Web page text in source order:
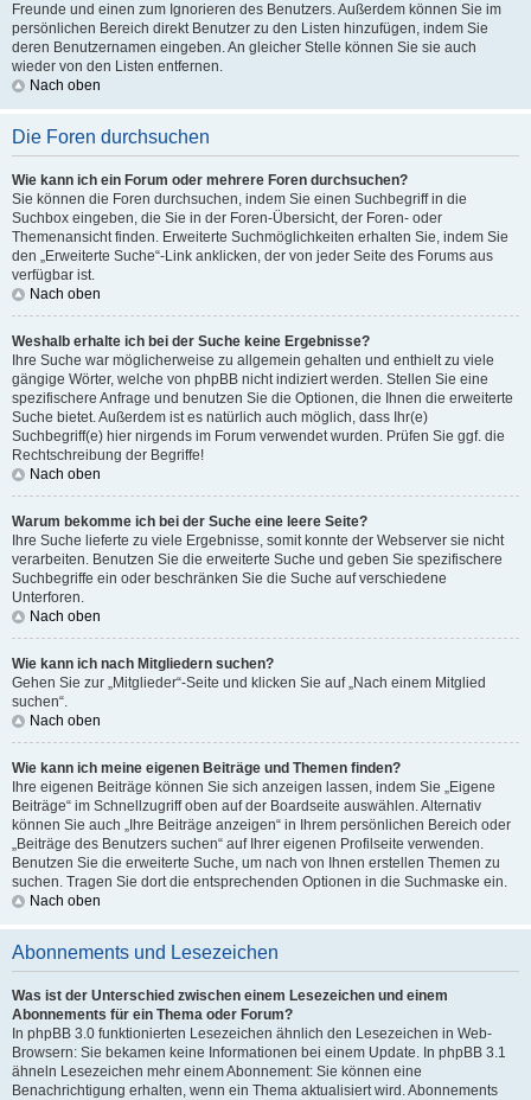
Freunde und einen zum Ignorieren des Benutzers. Außerdem können Sie im
persönlichen Bereich direkt Benutzer zu den Listen hinzufügen, indem Sie
deren Benutzernamen eingeben. An gleicher Stelle können Sie sie auch
wieder von den Listen entfernen.
Nach oben
Die Foren durchsuchen
Wie kann ich ein Forum oder mehrere Foren durchsuchen?
Sie können die Foren durchsuchen, indem Sie einen Suchbegriff in die
Suchbox eingeben, die Sie in der Foren-Übersicht, der Foren- oder
Themenansicht finden. Erweiterte Suchmöglichkeiten erhalten Sie, indem Sie
den „Erweiterte Suche“-Link anklicken, der von jeder Seite des Forums aus
verfügbar ist.
Nach oben
Weshalb erhalte ich bei der Suche keine Ergebnisse?
Ihre Suche war möglicherweise zu allgemein gehalten und enthielt zu viele
gängige Wörter, welche von phpBB nicht indiziert werden. Stellen Sie eine
spezifischere Anfrage und benutzen Sie die Optionen, die Ihnen die erweiterte
Suche bietet. Außerdem ist es natürlich auch möglich, dass Ihr(e)
Suchbegriff(e) hier nirgends im Forum verwendet wurden. Prüfen Sie ggf. die
Rechtschreibung der Begriffe!
Nach oben
Warum bekomme ich bei der Suche eine leere Seite?
Ihre Suche lieferte zu viele Ergebnisse, somit konnte der Webserver sie nicht
verarbeiten. Benutzen Sie die erweiterte Suche und geben Sie spezifischere
Suchbegriffe ein oder beschränken Sie die Suche auf verschiedene
Unterforen.
Nach oben
Wie kann ich nach Mitgliedern suchen?
Gehen Sie zur „Mitglieder“-Seite und klicken Sie auf „Nach einem Mitglied
suchen“.
Nach oben
Wie kann ich meine eigenen Beiträge und Themen finden?
Ihre eigenen Beiträge können Sie sich anzeigen lassen, indem Sie „Eigene
Beiträge“ im Schnellzugriff oben auf der Boardseite auswählen. Alternativ
können Sie auch „Ihre Beiträge anzeigen“ in Ihrem persönlichen Bereich oder
„Beiträge des Benutzers suchen“ auf Ihrer eigenen Profilseite verwenden.
Benutzen Sie die erweiterte Suche, um nach von Ihnen erstellen Themen zu
suchen. Tragen Sie dort die entsprechenden Optionen in die Suchmaske ein.
Nach oben
Abonnements und Lesezeichen
Was ist der Unterschied zwischen einem Lesezeichen und einem
Abonnements für ein Thema oder Forum?
In phpBB 3.0 funktionierten Lesezeichen ähnlich den Lesezeichen in Web-
Browsern: Sie bekamen keine Informationen bei einem Update. In phpBB 3.1
ähneln Lesezeichen mehr einem Abonnement: Sie können eine
Benachrichtigung erhalten, wenn ein Thema aktualisiert wird. Abonnements